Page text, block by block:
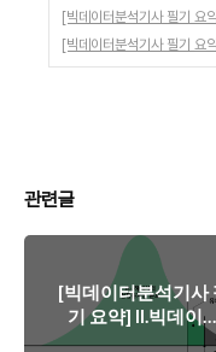
관련글
[빅데이터분석기사
기 요약] II.빅데이
탐색 - 03. 통계기